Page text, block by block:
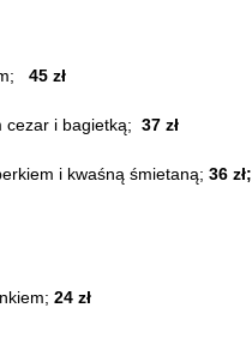
45 zł
cezar i bagietką; 37 zł
i kwaśną śmietaną; 36 zł;
24 zł